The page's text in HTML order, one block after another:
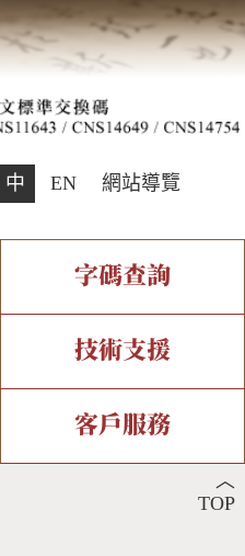
中 EN 網站導覽
全字庫現況
專有名詞介紹
字碼查詢
部件查詢
注音查詢
技術支援
造字解決方案
轉碼Web Service
客戶服務
︿
TOP